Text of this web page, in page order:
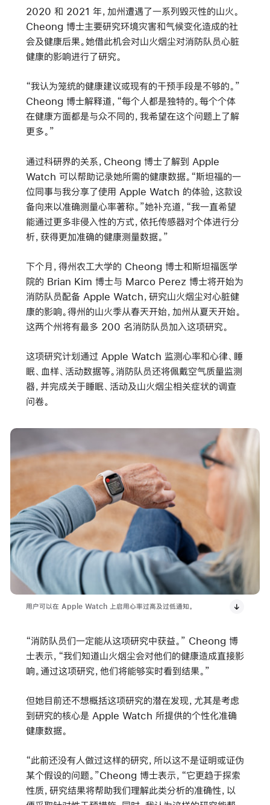
2020 和 2021 年，加州遭遇了一系列毁灭性的山火。
Cheong 博士主要研究环境灾害和气候变化造成的社
会及健康后果。她借此机会对山火烟尘对消防队员心脏
健康的影响进行了研究。
“我认为笼统的健康建议或现有的干预手段是不够的。”
Cheong 博士解释道，“每个人都是独特的。每个个体
在健康方面都是与众不同的，我希望在这个问题上了解
更多。”
通过科研界的关系，Cheong 博士了解到 Apple
Watch 可以帮助记录她所需的健康数据。“斯坦福的一
位同事与我分享了使用 Apple Watch 的体验，这款设
备向来以准确测量心率著称。”她补充道，“我一直希望
能通过更多非侵入性的方式，依托传感器对个体进行分
析，获得更加准确的健康测量数据。”
下个月，得州农工大学的 Cheong 博士和斯坦福医学
院的 Brian Kim 博士与 Marco Perez 博士将开始为
消防队员配备 Apple Watch，研究山火烟尘对心脏健
康的影响。得州的山火季从春天开始，加州从夏天开始。
这两个州将有最多 200 名消防队员加入这项研究。
这项研究计划通过 Apple Watch 监测心率和心律、睡
眠、血样、活动数据等。消防队员还将佩戴空气质量监测
器，并完成关于睡眠、活动及山火烟尘相关症状的调查
问卷。
用户可以在 Apple Watch 上启用心率过高及过低通知。
“消防队员们一定能从这项研究中获益。” Cheong 博
士表示，“我们知道山火烟尘会对他们的健康造成直接影
响。通过这项研究，他们将能够实时看到结果。”
但她目前还不想概括这项研究的潜在发现，尤其是考虑
到研究的核心是 Apple Watch 所提供的个性化准确
健康数据。
“此前还没有人做过这样的研究，所以这不是证明或证伪
某个假设的问题。”Cheong 博士表示，“它更趋于探索
性质，研究结果将帮助我们理解此类分析的准确性，以